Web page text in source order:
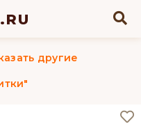
другие